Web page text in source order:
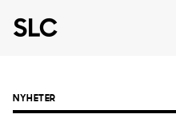
NYHETER